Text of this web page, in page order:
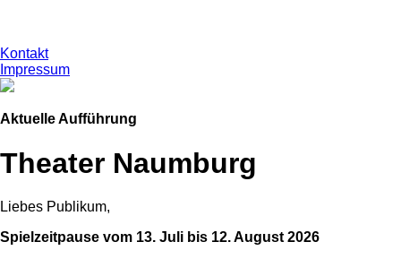
Kontakt
Impressum
Aktuelle Aufführung
Theater Naumburg
Liebes Publikum,
Spielzeitpause vom 13. Juli bis 12. August 2026